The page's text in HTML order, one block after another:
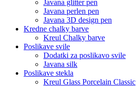
Javana glitter pen
Javana perlen pen
Javana 3D design pen
Kredne chalky barve
Kreul Chalky barve
Poslikave svile
Dodatki za poslikavo svile
Javana silk
Poslikave stekla
Kreul Glass Porcelain Classic